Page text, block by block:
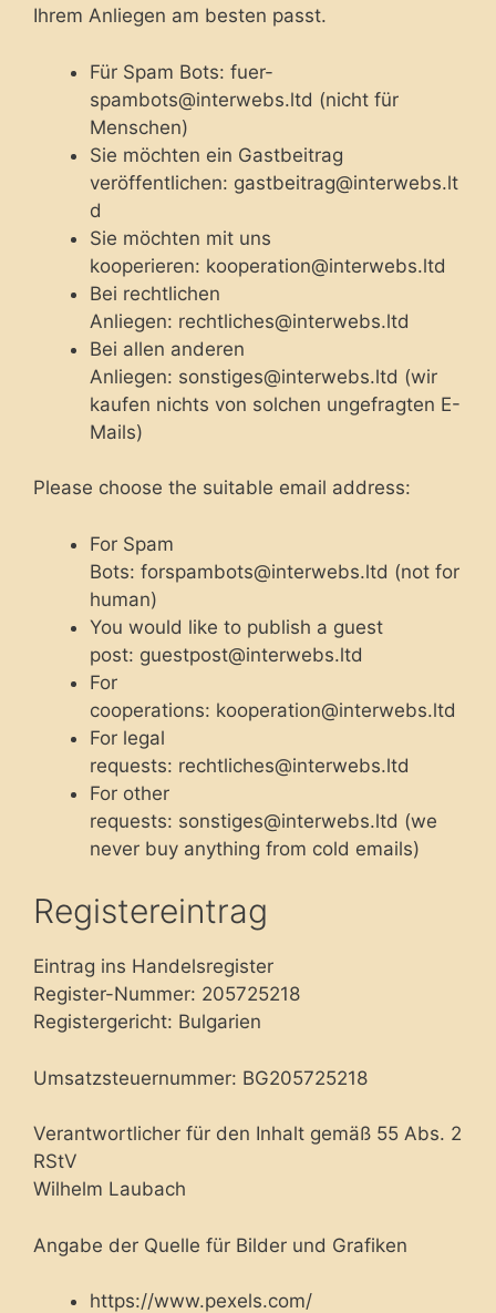
Ihrem Anliegen am besten passt.
Für Spam Bots: fuer-
spambots@interwebs.ltd (nicht für
Menschen)
Sie möchten ein Gastbeitrag
veröffentlichen: gastbeitrag@interwebs.lt
d
Sie möchten mit uns
kooperieren: kooperation@interwebs.ltd
Bei rechtlichen
Anliegen: rechtliches@interwebs.ltd
Bei allen anderen
Anliegen: sonstiges@interwebs.ltd (wir
kaufen nichts von solchen ungefragten E-
Mails)
Please choose the suitable email address:
For Spam
Bots: forspambots@interwebs.ltd (not for
human)
You would like to publish a guest
post: guestpost@interwebs.ltd
For
cooperations: kooperation@interwebs.ltd
For legal
requests: rechtliches@interwebs.ltd
For other
requests: sonstiges@interwebs.ltd (we
never buy anything from cold emails)
Registereintrag
Eintrag ins Handelsregister
Register-Nummer: 205725218
Registergericht: Bulgarien
Umsatzsteuernummer: BG205725218
Verantwortlicher für den Inhalt gemäß 55 Abs. 2
RStV
Wilhelm Laubach
Angabe der Quelle für Bilder und Grafiken
https://www.pexels.com/